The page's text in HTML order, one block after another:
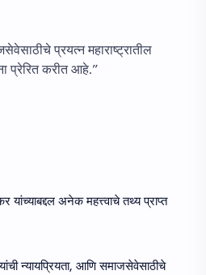
प्रयत्न महाराष्ट्रातील
प्रेरित करीत आहे.”
अनेक महत्त्वाचे तथ्य प्राप्त
न्यायप्रियता, आणि समाजसेवेसाठीचे